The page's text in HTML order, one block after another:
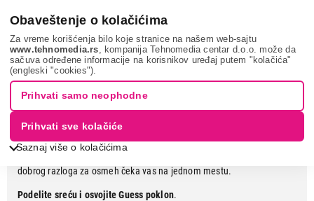
Obaveštenje o kolačićima
Za vreme korišćenja bilo koje stranice na našem web-sajtu
www.tehnomedia.rs , kompanija Tehnomedia centar d.o.o. može da
sačuva određene informacije na korisnikov uređaj putem "kolačića"
(engleski "cookies").
Saznaj više o kolačićima
Prihvati samo neophodne
Prihvati sve kolačiće
Sezona popusta i darivanja
Modni detalji i giveaway trenutak
Uz atraktivne popuste naGuess
dobrog razloga za osmeh čeka vas na jednom mestu.
Podelite sreću i osvojite Guess poklon.